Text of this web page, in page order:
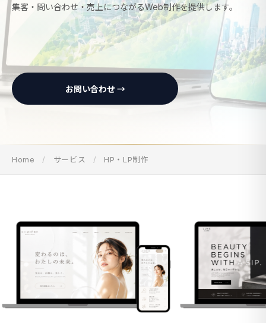
集客・問い合わせ・売上につながるWeb制作を提供します。
お問い合わせ →
Home / サービス / HP・LP制作